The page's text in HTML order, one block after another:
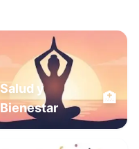
Salud y
Bienestar
🏥